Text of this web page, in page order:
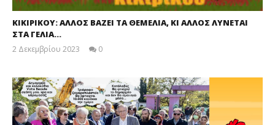
ΚΙΚΙΡΙΚΟΥ: ΑΛΛΟΣ ΒΑΖΕΙ ΤΑ ΘΕΜΕΛΙΑ, ΚΙ ΑΛΛΟΣ ΛΥΝΕΤΑΙ
ΣΤΑ ΓΕΛΙΑ…
2 Δεκεμβρίου 2023
0